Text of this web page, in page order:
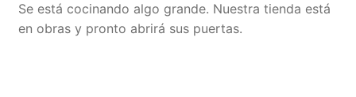
Sample Page
Se está cocinando algo grande. Nuestra tienda está
en obras y pronto abrirá sus puertas.